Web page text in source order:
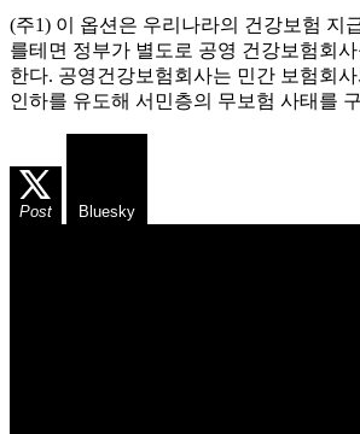
(주1) 이 옵션은 우리나라의 건강보험 지
를테면 정부가 별도로 공영 건강보험회
한다. 공영건강보험회사는 민간 보험회
인하를 유도해 서민층의 무보험 사태를
Post Bluesky